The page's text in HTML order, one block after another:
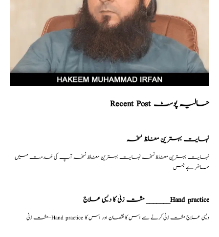
Recent Post حالیہ پوسٹ
نہایت بہترین مغلظ نسخہ
نہایت بہترین مغلظ نسخہ نہایت بہترین مغلظ نسخہ آپ کی خدمت میں
حاضر ہے جس
مشت زنی کا دیسی علاج _______Hand practice
مشت زنی–Hand practice دیسی علاج مشت زنی کرنے سے اس کا نقصان اور اس کا